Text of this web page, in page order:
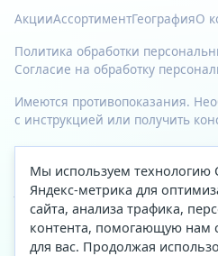
АкцииАссортиментГеографияО
Политика обработки
Согласие на обработку
Имеются противопоказания.
с инструкцией или получить
© 2023—2026 Все права
Адрес
Архангельск, ул. Папанина, д.
автоцентра «Тойота»)
Мы используем технологию
Яндекс-метрика для
сайта, анализа трафика,
контента, помогающую нам
для вас. Продолжая